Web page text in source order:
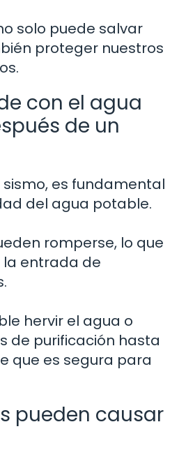
solo puede salvar
proteger nuestros
con el agua
de un
sismo, es fundamental
del agua potable.
romperse, lo que
entrada de
hervir el agua o
de purificación hasta
que es segura para
pueden causar